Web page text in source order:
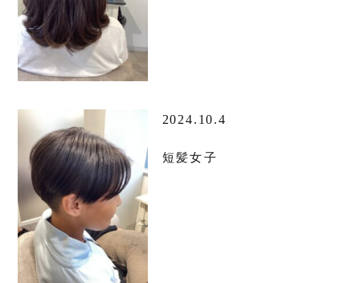
2024.10.4
短髪女子